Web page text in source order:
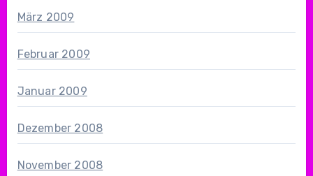
März 2009
Februar 2009
Januar 2009
Dezember 2008
November 2008